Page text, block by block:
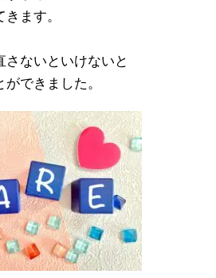
ます。
さないといけないと
できました。